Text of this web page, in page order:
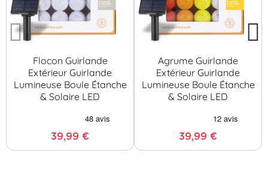
Flocon Guirlande
Extérieur Guirlande
Lumineuse Boule Étanche
& Solaire LED
39,99 €
Agrume Guirlande
Extérieur Guirlande
Lumineuse Boule Étanche
& Solaire LED
39,99 €